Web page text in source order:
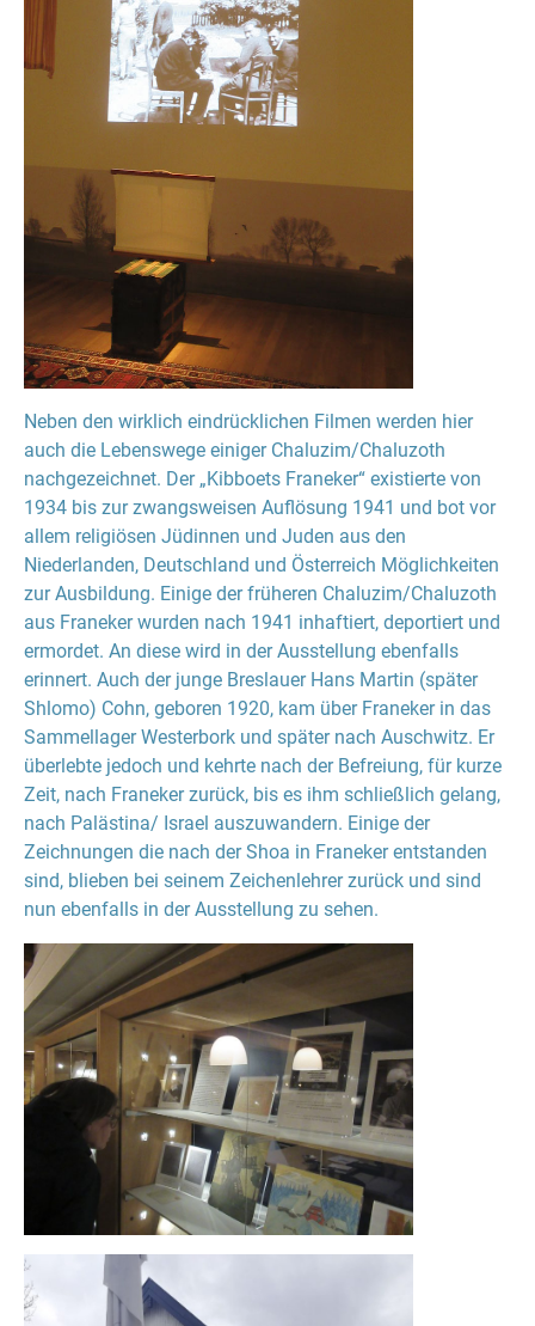
Neben den wirklich eindrücklichen Filmen werden hier
auch die Lebenswege einiger Chaluzim/Chaluzoth
nachgezeichnet. Der „Kibboets Franeker“ existierte von
1934 bis zur zwangsweisen Auflösung 1941 und bot vor
allem religiösen Jüdinnen und Juden aus den
Niederlanden, Deutschland und Österreich Möglichkeiten
zur Ausbildung. Einige der früheren Chaluzim/Chaluzoth
aus Franeker wurden nach 1941 inhaftiert, deportiert und
ermordet. An diese wird in der Ausstellung ebenfalls
erinnert. Auch der junge Breslauer Hans Martin (später
Shlomo) Cohn, geboren 1920, kam über Franeker in das
Sammellager Westerbork und später nach Auschwitz. Er
überlebte jedoch und kehrte nach der Befreiung, für kurze
Zeit, nach Franeker zurück, bis es ihm schließlich gelang,
nach Palästina/ Israel auszuwandern. Einige der
Zeichnungen die nach der Shoa in Franeker entstanden
sind, blieben bei seinem Zeichenlehrer zurück und sind
nun ebenfalls in der Ausstellung zu sehen.